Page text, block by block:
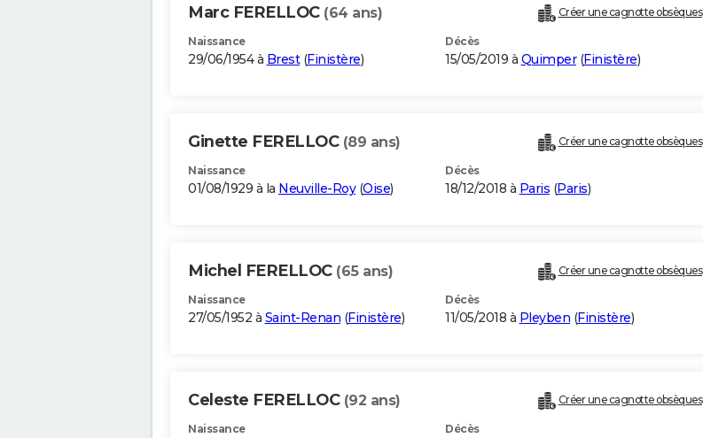
Marc FERELLOC (64 ans) Créer une cagnotte obsèques
Naissance
29/06/1954 à Brest(Finistère)
Décès
15/05/2019 à Quimper(Finistère)
Ginette FERELLOC (89 ans) Créer une cagnotte obsèques
Naissance
01/08/1929 à la Neuville-Roy(Oise)
Décès
18/12/2018 à Paris (Paris)
Michel FERELLOC (65 ans) Créer une cagnotte obsèques
Naissance
27/05/1952 à Saint-Renan (Finistère)
Décès
11/05/2018 à Pleyben (Finistère)
Celeste FERELLOC (92 ans) Créer une cagnotte obsèques
Naissance Décès